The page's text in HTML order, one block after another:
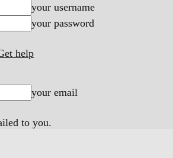
your username
your password
help
your email
to you.